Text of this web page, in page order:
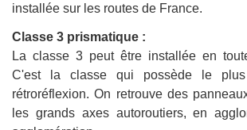
installée sur les routes de France.
Classe 3 prismatique :
La classe 3 peut être installée en
C'est la classe qui possède le
rétroréflexion. On retrouve des
les grands axes autoroutiers, en